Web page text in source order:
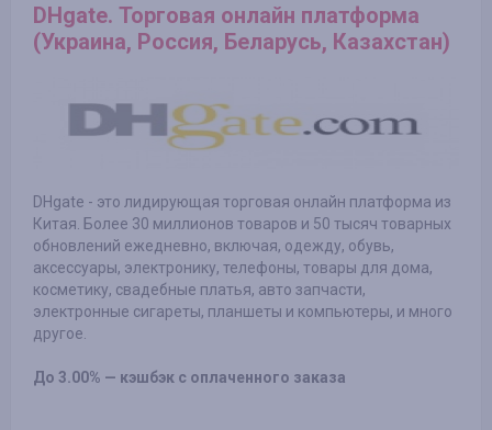
DHgate. Торговая онлайн платформа
(Украина, Россия, Беларусь, Казахстан)
DHgate - это лидирующая торговая онлайн платформа из
Китая. Более 30 миллионов товаров и 50 тысяч товарных
обновлений ежедневно, включая, одежду, обувь,
аксессуары, электронику, телефоны, товары для дома,
косметику, свадебные платья, авто запчасти,
электронные сигареты, планшеты и компьютеры, и много
другое.
До 3.00% — кэшбэк с оплаченного заказа